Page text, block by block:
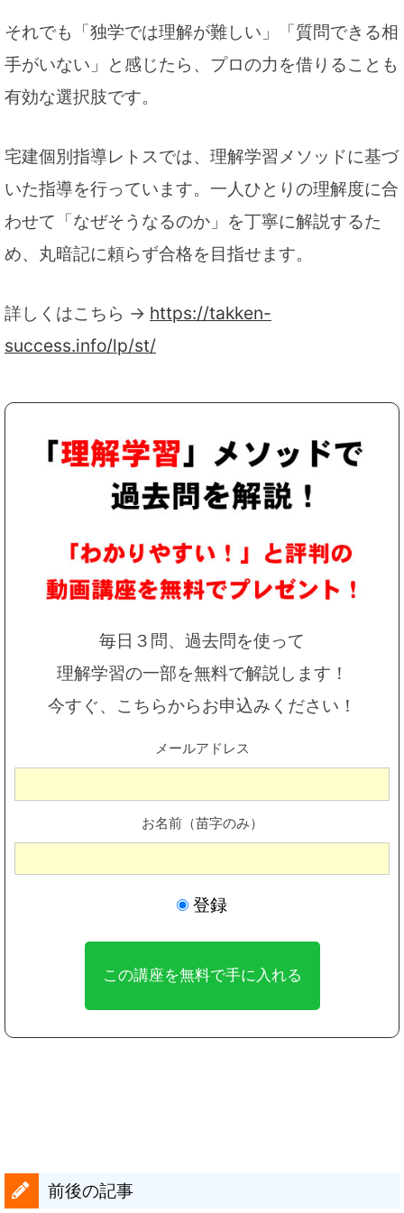
それでも「独学では理解が難しい」「質問できる相
手がいない」と感じたら、プロの力を借りることも
有効な選択肢です。
宅建個別指導レトスでは、理解学習メソッドに基づ
いた指導を行っています。一人ひとりの理解度に合
わせて「なぜそうなるのか」を丁寧に解説するた
め、丸暗記に頼らず合格を目指せます。
詳しくはこちら → https://takken-
success.info/lp/st/
毎日３問、過去問を使って
理解学習の一部を無料で解説します！
今すぐ、こちらからお申込みください！
メールアドレス
お名前（苗字のみ）
登録
前後の記事